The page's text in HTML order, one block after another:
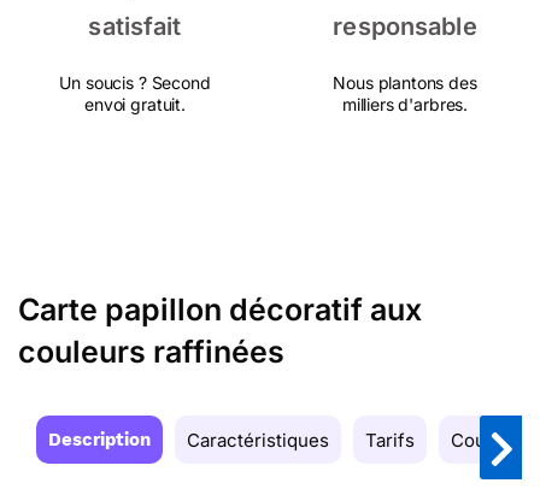
satisfait
Un soucis ? Second
envoi gratuit.
responsable
Nous plantons des
milliers d'arbres.
Carte papillon décoratif aux
couleurs raffinées
Description Caractéristiques Tarifs Couleurs